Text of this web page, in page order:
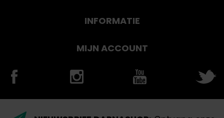
INFORMATIE
MIJN ACCOUNT